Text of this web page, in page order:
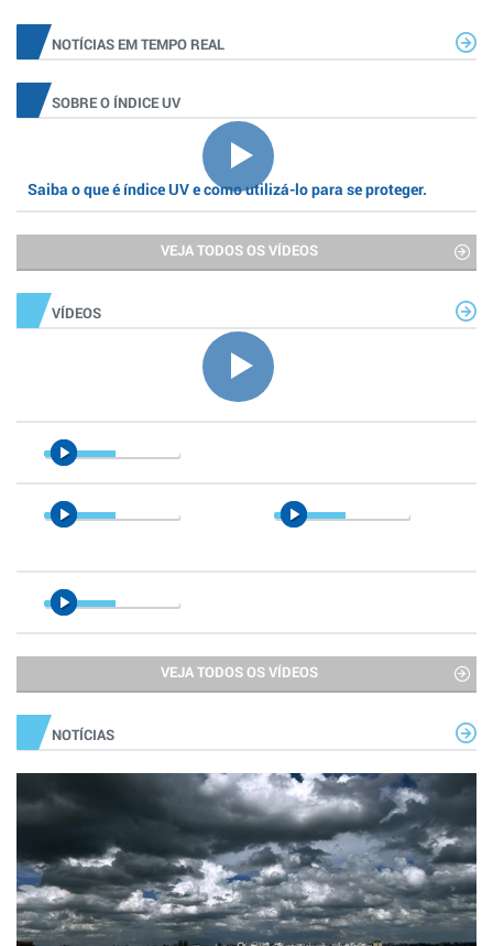
NOTÍCIAS EM TEMPO REAL
SOBRE O ÍNDICE UV
Saiba o que é índice UV e como utilizá-lo para se proteger.
VEJA TODOS OS VÍDEOS
VÍDEOS
VEJA TODOS OS VÍDEOS
NOTÍCIAS